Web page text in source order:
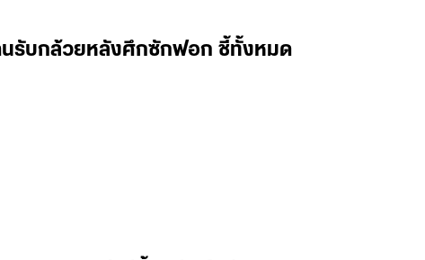
คนรับกล้วยหลังศึกซักฟอก ชี้ทั้งหมด